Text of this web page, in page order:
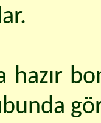
hazır